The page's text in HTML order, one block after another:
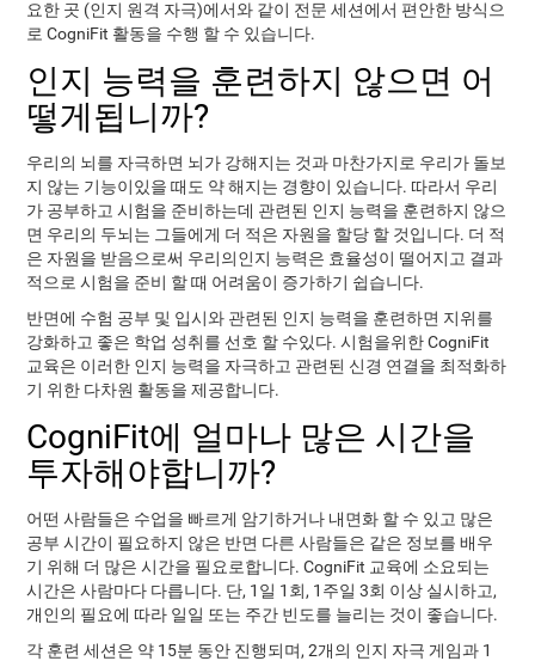
요한 곳 ​​(인지 원격 자극)에서와 같이 전문 세션에서 편안한 방식으
로 CogniFit 활동을 수행 할 수 있습니다.
인지 능력을 훈련하지 않으면 어
떻게됩니까?
우리의 뇌를 자극하면 뇌가 강해지는 것과 마찬가지로 우리가 돌보
지 않는 기능이있을 때도 약 해지는 경향이 있습니다. 따라서 우리
가 공부하고 시험을 준비하는데 관련된 인지 능력을 훈련하지 않으
면 우리의 두뇌는 그들에게 더 적은 자원을 할당 할 것입니다. 더 적
은 자원을 받음으로써 우리의인지 능력은 효율성이 떨어지고 결과
적으로 시험을 준비 할 때 어려움이 증가하기 쉽습니다.
반면에 수험 공부 및 입시와 관련된 인지 능력을 훈련하면 지위를
강화하고 좋은 학업 성취를 선호 할 수있다. 시험을위한 CogniFit
교육은 이러한 인지 능력을 자극하고 관련된 신경 연결을 최적화하
기 위한 다차원 활동을 제공합니다.
CogniFit에 얼마나 많은 시간을
투자해야합니까?
어떤 사람들은 수업을 빠르게 암기하거나 내면화 할 수 있고 많은
공부 시간이 필요하지 않은 반면 다른 사람들은 같은 정보를 배우
기 위해 더 많은 시간을 필요로합니다. CogniFit 교육에 소요되는
시간은 사람마다 다릅니다. 단, 1일 1회, 1주일 3회 이상 실시하고,
개인의 필요에 따라 일일 또는 주간 빈도를 늘리는 것이 좋습니다.
각 훈련 세션은 약 15분 동안 진행되며, 2개의 인지 자극 게임과 1